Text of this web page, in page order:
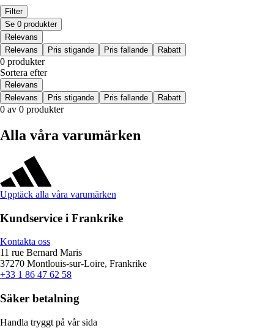
Filter
Se 0 produkter
Relevans
Relevans
Pris stigande Pris fallande Rabatt
0 produkter
Sortera efter
Relevans
Relevans
Pris stigande Pris fallande Rabatt
0 av 0 produkter
Alla våra varumärken
Upptäck alla våra varumärken
Kundservice i Frankrike
Kontakta oss
11 rue Bernard Maris
37270 Montlouis-sur-Loire, Frankrike
+33 1 86 47 62 58
Säker betalning
Handla tryggt på vår sida